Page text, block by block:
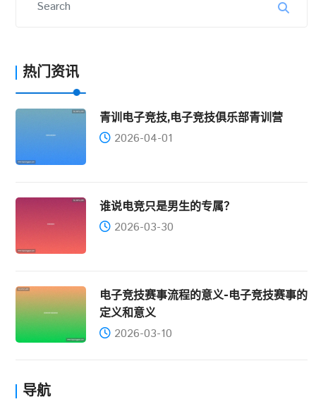
热门资讯
青训电子竞技,电子竞技俱乐部青训营
2026-04-01
谁说电竞只是男生的专属？
2026-03-30
电子竞技赛事流程的意义-电子竞技赛事的
定义和意义
2026-03-10
导航